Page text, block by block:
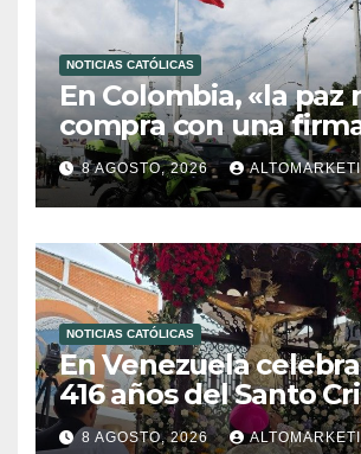
NOTICIAS CATÓLICAS
En Colombia, «la paz
compra con una
8 AGOSTO, 2026
NOTICIAS CATÓLICAS
En Venezuela
416 años del Santo
La Grita
8 AGOSTO, 2026